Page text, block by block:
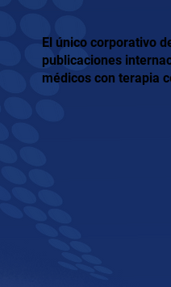
El único corporativo
publicaciones
médicos con terapia